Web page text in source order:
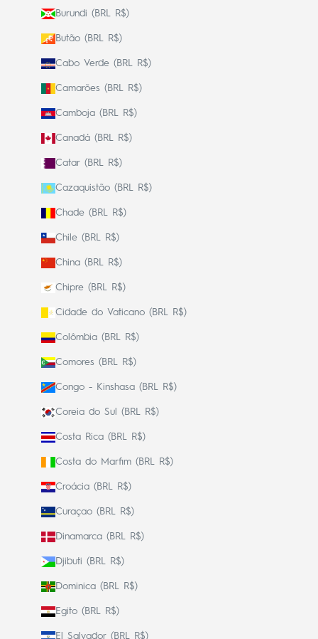
Burundi (BRL R$)
Butão (BRL R$)
Cabo Verde (BRL R$)
Camarões (BRL R$)
Camboja (BRL R$)
Canadá (BRL R$)
Catar (BRL R$)
Cazaquistão (BRL R$)
Chade (BRL R$)
Chile (BRL R$)
China (BRL R$)
Chipre (BRL R$)
Cidade do Vaticano (BRL R$)
Colômbia (BRL R$)
Comores (BRL R$)
Congo - Kinshasa (BRL R$)
Coreia do Sul (BRL R$)
Costa Rica (BRL R$)
Costa do Marfim (BRL R$)
Croácia (BRL R$)
Curaçao (BRL R$)
Dinamarca (BRL R$)
Djibuti (BRL R$)
Dominica (BRL R$)
Egito (BRL R$)
El Salvador (BRL R$)